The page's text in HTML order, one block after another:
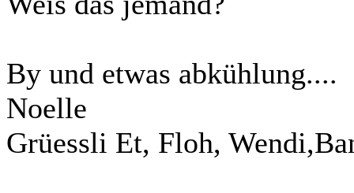
By und etwas abkühlung....
Noelle
Grüessli Et, Floh,